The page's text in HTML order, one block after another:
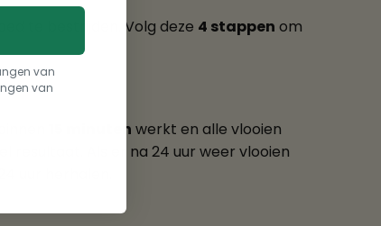
te bestrijden. Volg deze 4 stappen om
15 minuten werkt en alle vlooien
Als er na 24 uur weer vlooien
uur herhalen.
van
van